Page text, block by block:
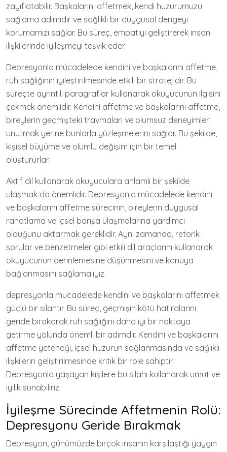
zayıflatabilir. Başkalarını affetmek, kendi huzurumuzu
sağlama adımıdır ve sağlıklı bir duygusal dengeyi
korumamızı sağlar. Bu süreç, empatiyi geliştirerek insan
ilişkilerinde iyileşmeyi teşvik eder.
Depresyonla mücadelede kendini ve başkalarını affetme,
ruh sağlığının iyileştirilmesinde etkili bir stratejidir. Bu
süreçte ayrıntılı paragraflar kullanarak okuyucunun ilgisini
çekmek önemlidir. Kendini affetme ve başkalarını affetme,
bireylerin geçmişteki travmaları ve olumsuz deneyimleri
unutmak yerine bunlarla yüzleşmelerini sağlar. Bu şekilde,
kişisel büyüme ve olumlu değişim için bir temel
oluştururlar.
Aktif dil kullanarak okuyuculara anlamlı bir şekilde
ulaşmak da önemlidir. Depresyonla mücadelede kendini
ve başkalarını affetme sürecinin, bireylerin duygusal
rahatlama ve içsel barışa ulaşmalarına yardımcı
olduğunu aktarmak gereklidir. Aynı zamanda, retorik
sorular ve benzetmeler gibi etkili dil araçlarını kullanarak
okuyucunun derinlemesine düşünmesini ve konuya
bağlanmasını sağlamalıyız.
depresyonla mücadelede kendini ve başkalarını affetmek
güçlü bir silahtır. Bu süreç, geçmişin kötü hatıralarını
geride bırakarak ruh sağlığını daha iyi bir noktaya
getirme yolunda önemli bir adımdır. Kendini ve başkalarını
affetme yeteneği, içsel huzurun sağlanmasında ve sağlıklı
ilişkilerin geliştirilmesinde kritik bir role sahiptir.
Depresyonla yaşayan kişilere bu silahı kullanarak umut ve
iyilik sunabiliriz.
İyileşme Sürecinde Affetmenin Rolü:
Depresyonu Geride Bırakmak
Depresyon, günümüzde birçok insanın karşılaştığı yaygın